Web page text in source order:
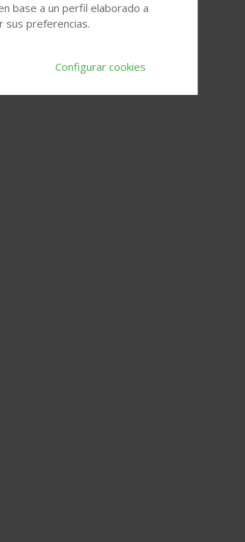
base a un perfil elaborado a
sus preferencias.
Configurar cookies